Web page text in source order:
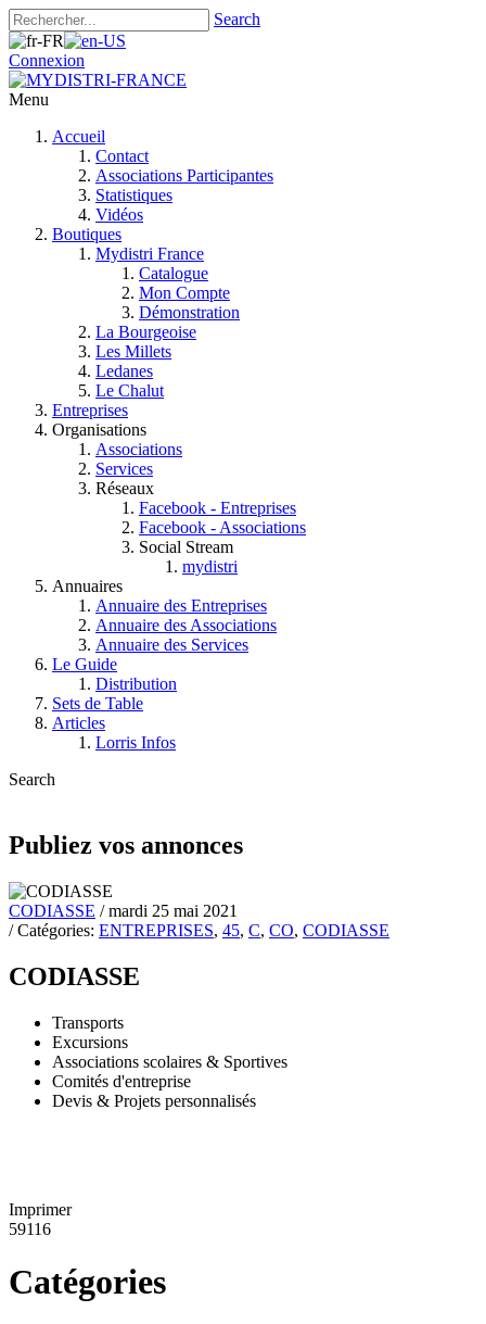
Search
Connexion
Menu
Accueil
Contact
Associations Participantes
Statistiques
Vidéos
Boutiques
Mydistri France
Catalogue
Mon Compte
Démonstration
La Bourgeoise
Les Millets
Ledanes
Le Chalut
Entreprises
Organisations
Associations
Services
Réseaux
Facebook - Entreprises
Facebook - Associations
Social Stream
mydistri
Annuaires
Annuaire des Entreprises
Annuaire des Associations
Annuaire des Services
Le Guide
Distribution
Sets de Table
Articles
Lorris Infos
Search
Publiez vos annonces
CODIASSE / mardi 25 mai 2021
/ Catégories: ENTREPRISES, 45, C, CO, CODIASSE
CODIASSE
Transports
Excursions
Associations scolaires & Sportives
Comités d'entreprise
Devis & Projets personnalisés
Imprimer
59116
Catégories